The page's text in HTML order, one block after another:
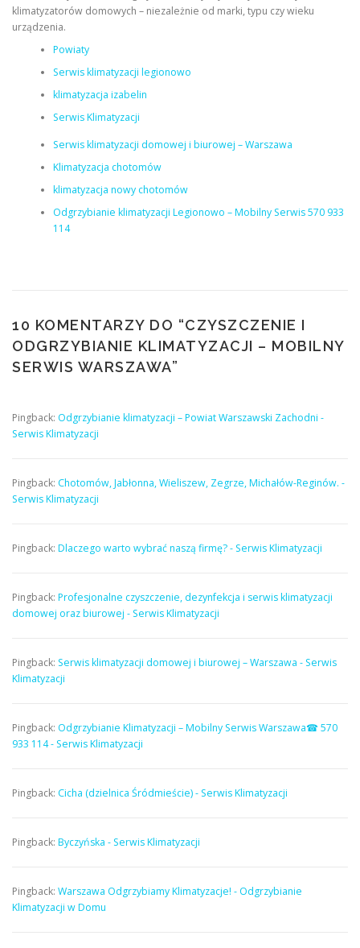
klimatyzatorów domowych – niezależnie od marki, typu czy wieku
urządzenia.
Powiaty
Serwis klimatyzacji legionowo
klimatyzacja izabelin
Serwis Klimatyzacji
Serwis klimatyzacji domowej i biurowej – Warszawa
Klimatyzacja chotomów
klimatyzacja nowy chotomów
Odgrzybianie klimatyzacji Legionowo – Mobilny Serwis 570 933
114
10 KOMENTARZY DO “CZYSZCZENIE I
ODGRZYBIANIE KLIMATYZACJI – MOBILNY
SERWIS WARSZAWA”
Pingback: Odgrzybianie klimatyzacji – Powiat Warszawski Zachodni -
Serwis Klimatyzacji
Pingback: Chotomów, Jabłonna, Wieliszew, Zegrze, Michałów-Reginów. -
Serwis Klimatyzacji
Pingback: Dlaczego warto wybrać naszą firmę? - Serwis Klimatyzacji
Pingback: Profesjonalne czyszczenie, dezynfekcja i serwis klimatyzacji
domowej oraz biurowej - Serwis Klimatyzacji
Pingback: Serwis klimatyzacji domowej i biurowej – Warszawa - Serwis
Klimatyzacji
Pingback: Odgrzybianie Klimatyzacji – Mobilny Serwis Warszawa☎ 570
933 114 - Serwis Klimatyzacji
Pingback: Cicha (dzielnica Śródmieście) - Serwis Klimatyzacji
Pingback: Byczyńska - Serwis Klimatyzacji
Pingback: Warszawa Odgrzybiamy Klimatyzacje! - Odgrzybianie
Klimatyzacji w Domu